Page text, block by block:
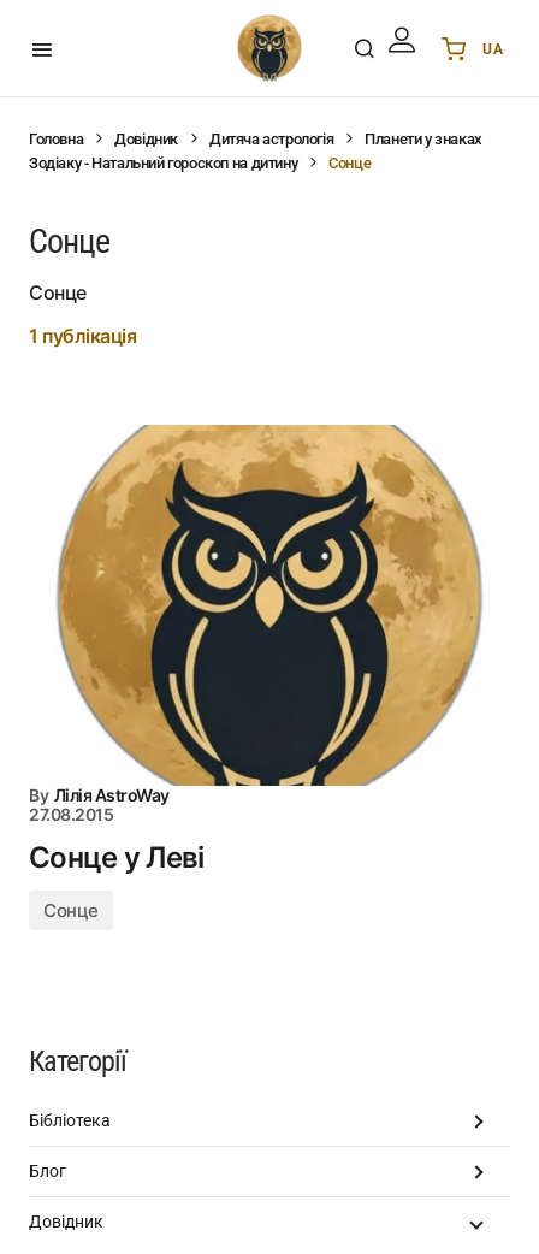
UA
DE Deutsch
Головна Довідник Дитяча астрологія
Планети у знаках
Зодіаку - Натальний гороскоп на дитину
Сонце
Сонце
Сонце
1 публікація
By Лілія AstroWay
27.08.2015
Сонце у Леві
Сонце
Категорії
Бібліотека
Блог
Довідник